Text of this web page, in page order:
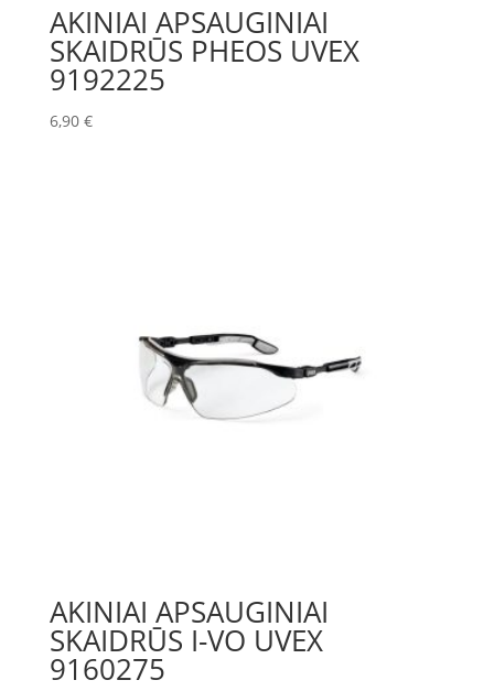
AKINIAI APSAUGINIAI
SKAIDRŪS PHEOS UVEX
9192225
6,90 €
AKINIAI APSAUGINIAI
SKAIDRŪS I-VO UVEX
9160275